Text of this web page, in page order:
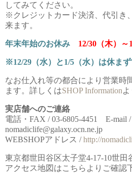
してみてください。
※クレジットカード決済、代引き
来ます。
年末年始のお休み 12/30（木）～
※12/29（水）と1/5（水）は休ま
なお仕入れ等の都合により営業時
ます。詳しくはSHOP Information
実店舗へのご連絡
電話・FAX / 03-6805-4451 E-mail /
nomadiclife@galaxy.ocn.ne.jp
WEBSHOPアドレス /http://
東京都世田谷区太子堂4-17-10世田
アクセス地図はこちらよりご確認